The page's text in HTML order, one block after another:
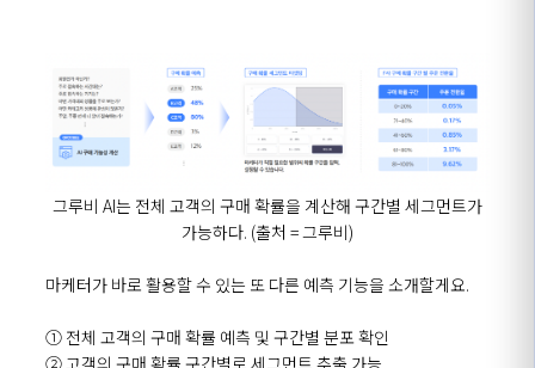
그루비 AI는 전체 고객의 구매 확률을 계산해 구간별 세그먼트가
가능하다. (출처 = 그루비)
마케터가 바로 활용할 수 있는 또 다른 예측 기능을 소개할게요.
① 전체 고객의 구매 확률 예측 및 구간별 분포 확인
② 고객의 구매 확률 구간별로 세그먼트 추출 가능